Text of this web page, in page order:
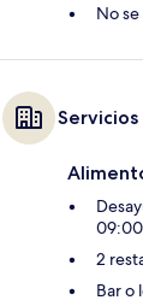
No
09:00
2
Bar o